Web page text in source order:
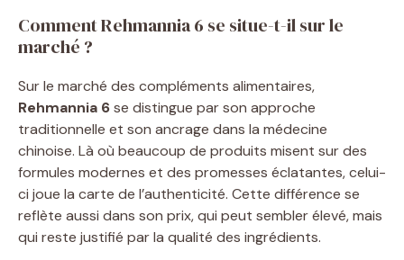
Comment Rehmannia 6 se situe-t-il sur le
marché ?
Sur le marché des compléments alimentaires,
Rehmannia 6se distingue par son approche
traditionnelle et son ancrage dans la médecine
chinoise. Là où beaucoup de produits misent sur des
formules modernes et des promesses éclatantes, celui-
ci joue la carte de l’authenticité. Cette différence se
reflète aussi dans son prix, qui peut sembler élevé, mais
qui reste justifié par la qualité des ingrédients.